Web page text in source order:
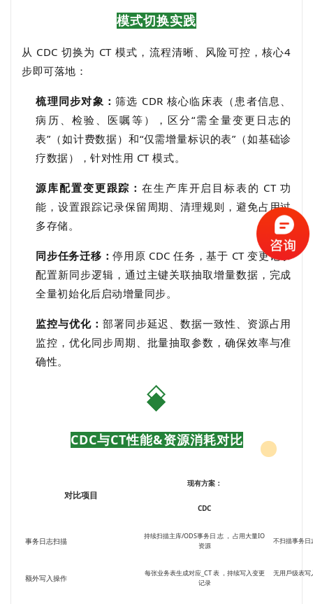
模式切换实践
从 CDC 切换为 CT 模式，流程清晰、风险可控，核心4
步即可落地：
梳理同步对象 ：筛选 CDR 核心临床表（患者信息、
病历、检验、医嘱等），区分“需全量变更日志的
表”（如计费数据）和“仅需增量标识的表”（如基础诊
疗数据），针对性用 CT 模式。
源库配置变更跟踪：在生产库开启目标表的 CT 功
能，设置跟踪记录保留周期、清理规则，避免占用过
多存储。
同步任务迁移：停用原 CDC 任务，基于 CT 变更记录
配置新同步逻辑，通过主键关联抽取增量数据，完成
全量初始化后启动增量同步。
监控与优化： 部署同步延迟、数据一致性、资源占用
监控，优化同步周期、批量抽取参数，确保效率与准
确性。
CDC与CT性能&资源消耗对⽐
对⽐项⽬
现有⽅案：
CDC
事务⽇志扫描
持续扫描主库/ODS事务⽇ 志 ， 占⽤⼤量IO
资源
不扫描事务⽇
额外写⼊操作
每张业务表⽣成对应_CT 表 ，持续写⼊变更
记录
⽆⽤⼾级表写